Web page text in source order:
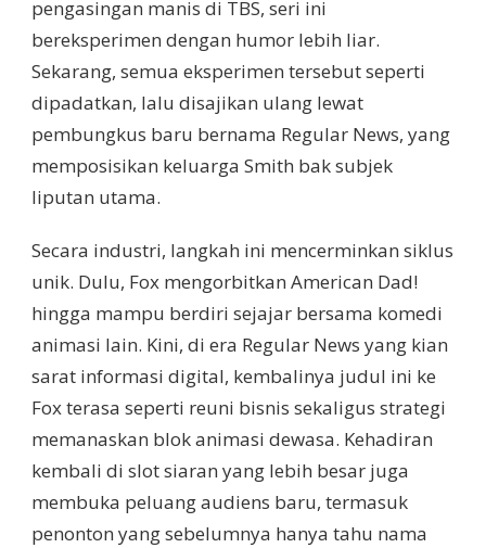
pengasingan manis di TBS, seri ini
bereksperimen dengan humor lebih liar.
Sekarang, semua eksperimen tersebut seperti
dipadatkan, lalu disajikan ulang lewat
pembungkus baru bernama Regular News, yang
memposisikan keluarga Smith bak subjek
liputan utama.
Secara industri, langkah ini mencerminkan siklus
unik. Dulu, Fox mengorbitkan American Dad!
hingga mampu berdiri sejajar bersama komedi
animasi lain. Kini, di era Regular News yang kian
sarat informasi digital, kembalinya judul ini ke
Fox terasa seperti reuni bisnis sekaligus strategi
memanaskan blok animasi dewasa. Kehadiran
kembali di slot siaran yang lebih besar juga
membuka peluang audiens baru, termasuk
penonton yang sebelumnya hanya tahu nama